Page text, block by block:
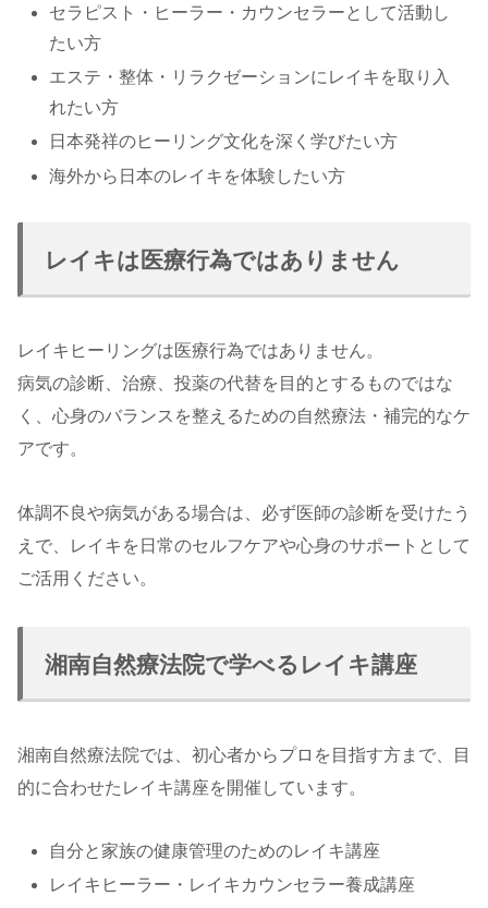
セラピスト・ヒーラー・カウンセラーとして活動し
たい方
エステ・整体・リラクゼーションにレイキを取り入
れたい方
日本発祥のヒーリング文化を深く学びたい方
海外から日本のレイキを体験したい方
レイキは医療行為ではありません
レイキヒーリングは医療行為ではありません。
病気の診断、治療、投薬の代替を目的とするものではな
く、心身のバランスを整えるための自然療法・補完的なケ
アです。
体調不良や病気がある場合は、必ず医師の診断を受けたう
えで、レイキを日常のセルフケアや心身のサポートとして
ご活用ください。
湘南自然療法院で学べるレイキ講座
湘南自然療法院では、初心者からプロを目指す方まで、目
的に合わせたレイキ講座を開催しています。
自分と家族の健康管理のためのレイキ講座
レイキヒーラー・レイキカウンセラー養成講座